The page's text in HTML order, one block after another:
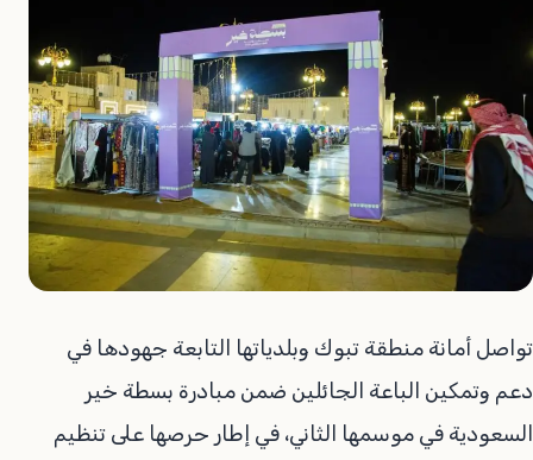
تواصل أمانة منطقة تبوك وبلدياتها التابعة جهودها في
دعم وتمكين الباعة الجائلين ضمن مبادرة بسطة خير
السعودية في موسمها الثاني، في إطار حرصها على تنظيم